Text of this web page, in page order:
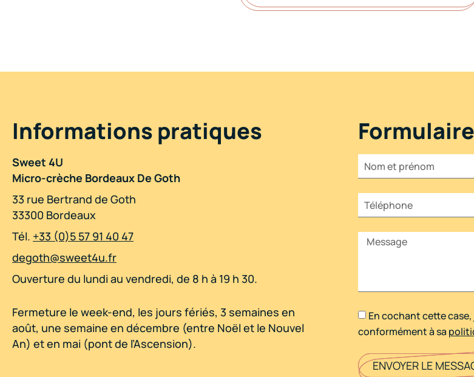
Informations pratiques
Sweet 4U
Micro-crèche Bordeaux De Goth
33 rue Bertrand de Goth
33300 Bordeaux
Tél. +33 (0)5 57 91 40 47
degoth@sweet4u.fr
Ouverture du lundi au vendredi, de 8 h à 19 h 30.
Fermeture le week-end, les jours fériés, 3 semaines en
août, une semaine en décembre (entre Noël et le Nouvel
An) et en mai (pont de l’Ascension).
En cochant cette
conformément à sa
ENVOYER LE